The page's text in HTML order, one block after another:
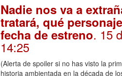
Nadie nos va a
tratará, qué
fecha de estreno. 15
14:25
(Alerta de spoiler si no has visto la
historia ambientada en la década de